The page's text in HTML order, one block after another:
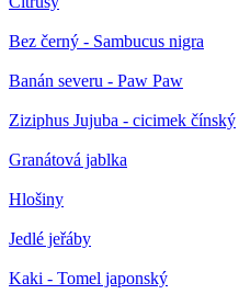
Bez černý - Sambucus nigra
Banán severu - Paw Paw
Ziziphus Jujuba - cicimek čínský
Granátová jablka
Hlošiny
Jedlé jeřáby
Kaki - Tomel japonský